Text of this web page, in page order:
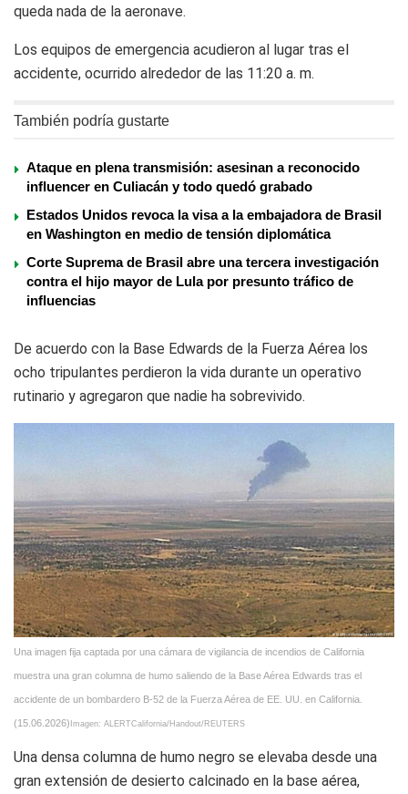
queda nada de la aeronave.
Los equipos de emergencia acudieron al lugar tras el
accidente, ocurrido alrededor de las 11:20 a. m.
También podría gustarte
Ataque en plena transmisión: asesinan a reconocido
influencer en Culiacán y todo quedó grabado
Estados Unidos revoca la visa a la embajadora de Brasil
en Washington en medio de tensión diplomática
Corte Suprema de Brasil abre una tercera investigación
contra el hijo mayor de Lula por presunto tráfico de
influencias
De acuerdo con la Base Edwards de la Fuerza Aérea los
ocho tripulantes perdieron la vida durante un operativo
rutinario y agregaron que nadie ha sobrevivido.
Una imagen fija captada por una cámara de vigilancia de incendios de California
muestra una gran columna de humo saliendo de la Base Aérea Edwards tras el
accidente de un bombardero B-52 de la Fuerza Aérea de EE. UU. en California.
(15.06.2026) Imagen: ALERTCalifornia/Handout/REUTERS
Una densa columna de humo negro se elevaba desde una
gran extensión de desierto calcinado en la base aérea,